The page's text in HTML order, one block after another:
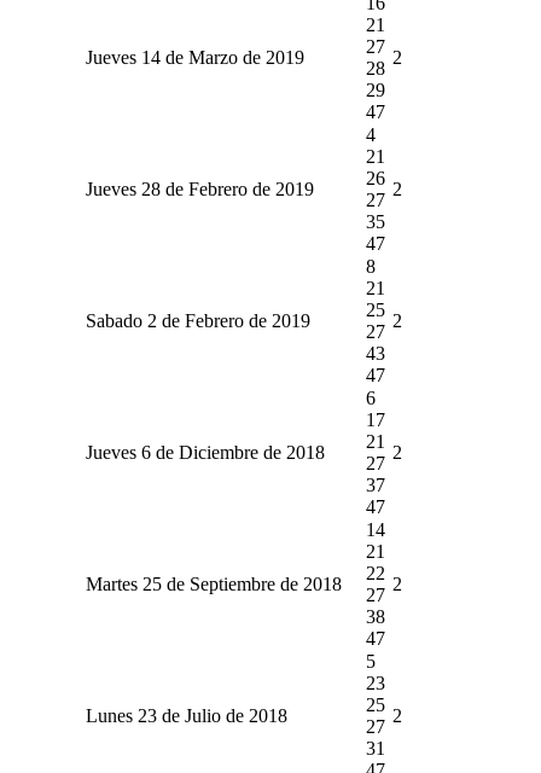
Jueves 14 de Marzo de 2019
21
27
28
29
47
2
Jueves 28 de Febrero de 2019
4
21
26
27
35
47
2
Sabado 2 de Febrero de 2019
8
21
25
27
43
47
2
Jueves 6 de Diciembre de 2018
6
17
21
27
37
47
2
Martes 25 de Septiembre de 2018
14
21
22
27
38
47
2
Lunes 23 de Julio de 2018
5
23
25
27
31
2